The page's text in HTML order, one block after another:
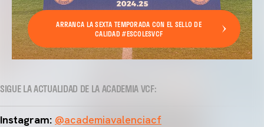
ARRANCA LA SEXTA TEMPORADA CON EL SELLO DE
CALIDAD #ESCOLESVCF
SIGUE LA ACTUALIDAD DE LA ACADEMIA VCF:
Instagram: @academiavalenciacf